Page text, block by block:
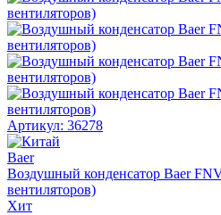
Артикул: 36278
Baer
Воздушный конденсатор Baer
вентиляторов)
Хит